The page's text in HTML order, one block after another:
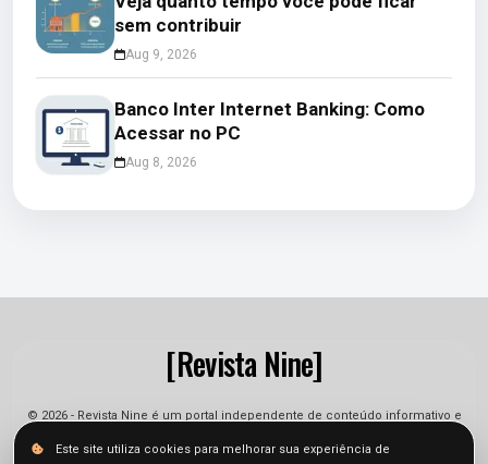
sem contribuir
Aug 9, 2026
Banco Inter Internet Banking: Como
Acessar no PC
Aug 8, 2026
[Revista Nine]
© 2026 - Revista Nine é um portal independente de conteúdo informativo e
jornalístico. As informações podem sofrer alterações.
Este site utiliza cookies para melhorar sua experiência de